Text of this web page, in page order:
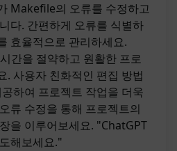
Makefile의 오류를 수정하고
다. 간편하게 오류를 식별하
효율적으로 관리하세요.
간을 절약하고 원활한 프로
. 사용자 친화적인 편집 방법
하여 프로젝트 작업을 더욱
류 수정을 통해 프로젝트의
을 이루어보세요. "ChatGPT
해보세요."